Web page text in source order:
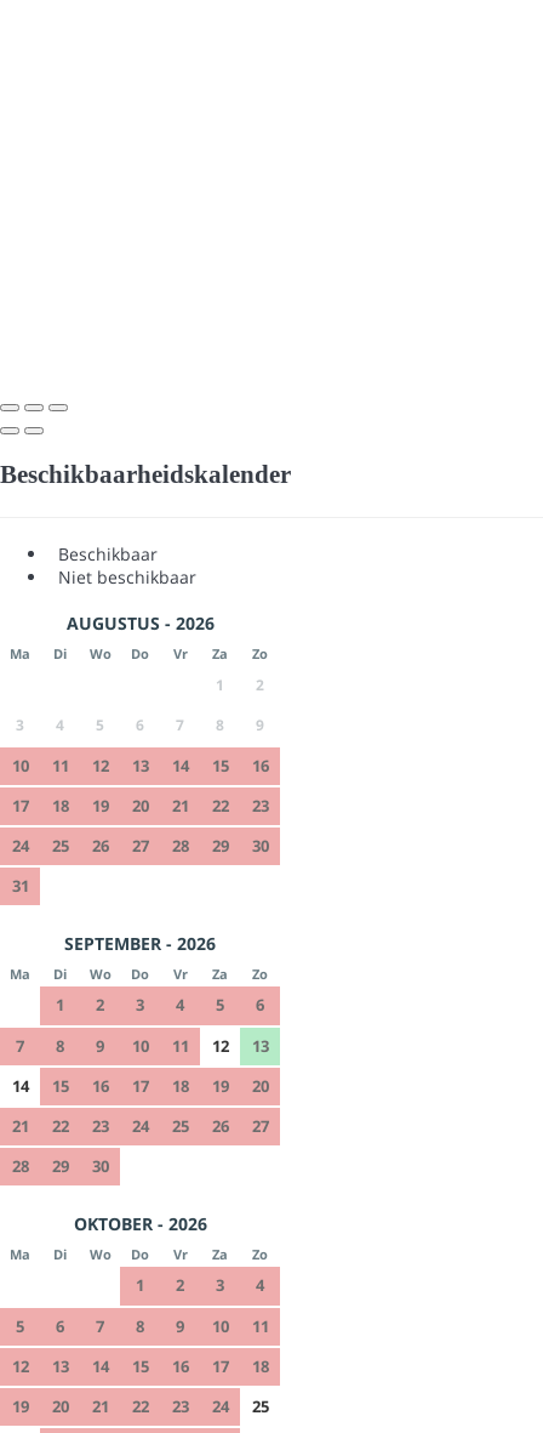
Beschikbaarheidskalender
Beschikbaar
Niet beschikbaar
AUGUSTUS - 2026
Ma Di Wo Do Vr Za Zo
1
2
3
4 5 6 7 8 9
10 11 12 13 14 15
16
17
18 19 20 21 22
23
24
25 26 27 28 29
30
31
SEPTEMBER - 2026
Ma Di Wo Do Vr Za Zo
1 2 3 4 5
6
7
8 9 10 11 12
13
14
15 16 17 18 19
20
21
22 23 24 25 26
27
28
29 30
OKTOBER - 2026
Ma Di Wo Do Vr Za Zo
1 2 3
4
5
6 7 8 9 10
11
12
13 14 15 16 17
18
19
20 21 22 23 24
25